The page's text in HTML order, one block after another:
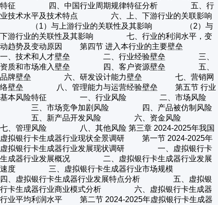
特征 四、中国行业周期规律特征分析 五、行
业技术水平及技术特点 六、上、下游行业的关联影响
（1）与上游行业的关联性及其影响 （2）与
下游行业的关联性及其影响 七、行业的利润水平，变
动趋势及变动原因 第四节 进入本行业的主要壁垒
一、技术和人才壁垒 二、行业经验壁垒 三、
资质和市场准入壁垒 四、客户资源壁垒 五、
品牌壁垒 六、研发设计能力壁垒 七、营销网
络壁垒 八、管理能力与运营经验壁垒 第五节 行业
基本风险特征 一、行业风险 二、市场风险
三、市场竞争加剧风险 四、产品被仿制风险
五、新产品开发风险 六、资金风险
七、管理风险 八、其他风险 第三章 2024-2025年我国
虚拟银行卡生成器行业现状全景调研 第一节 2024-2025年
虚拟银行卡生成器行业发展现状调研 一、虚拟银行卡
生成器行业发展概况 二、虚拟银行卡生成器行业发展
速度 三、虚拟银行卡生成器行业市场规模
四、虚拟银行卡生成器行业发展特点分析 五、虚拟银
行卡生成器行业商业模式分析 六、虚拟银行卡生成器
行业平均利润水平 第二节 2024-2025年虚拟银行卡生成器